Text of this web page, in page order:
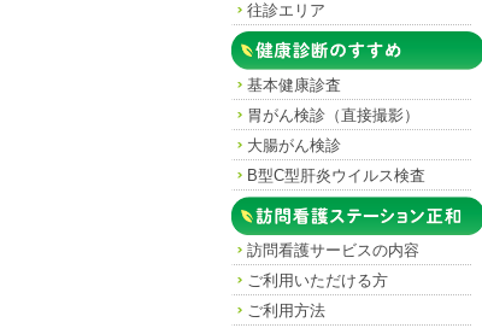
往診エリア
健康診断のすすめ
基本健康診査
胃がん検診 （直接撮影）
大腸がん検診
B型C型肝炎ウイルス検査
訪問看護ステーション正和
訪問看護サービスの内容
ご利用 いただける方
ご利用方法